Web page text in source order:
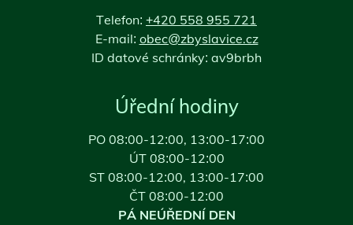
Telefon: +420 558 955 721
E-mail: obec@zbyslavice.cz
ID datové schránky: av9brbh
Úřední hodiny
PO 08:00-12:00, 13:00-17:00
ÚT 08:00-12:00
ST 08:00-12:00, 13:00-17:00
ČT 08:00-12:00
PÁ NEÚŘEDNÍ DEN